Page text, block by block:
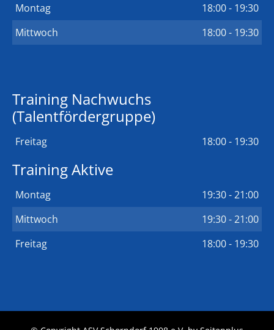
Montag
18:00 - 19:30
Mittwoch
18:00 - 19:30
Training Nachwuchs
(Talentfördergruppe)
Freitag 18:00 - 19:30
Training Aktive
Montag
19:30 - 21:00
Mittwoch
19:30 - 21:00
Freitag
18:00 - 19:30